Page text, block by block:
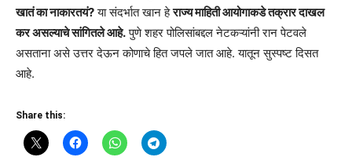
खातं का नाकारतयं?या संदर्भात खान हेराज्य माहिती आयोगाकडे तक्रार दाखल
कर असल्याचे सांगितले आहे.पुणे शहर पोलिसांबद्दल नेटकऱ्यांनी रान पेटवले
असताना असे उत्तर देऊन कोणाचे हित जपले जात आहे. यातून सुस्पष्ट दिसत
आहे.
Share this: